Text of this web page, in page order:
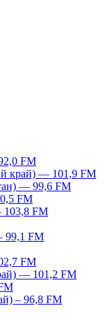
FM
край) — 101,9 FM
— 99,6 FM
FM
103,8 FM
99,1 FM
FM
— 101,2 FM
– 96,8 FM